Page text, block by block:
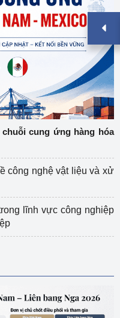
cung ứng hàng hóa
công nghệ vật liệu và xử
lĩnh vực công nghiệp